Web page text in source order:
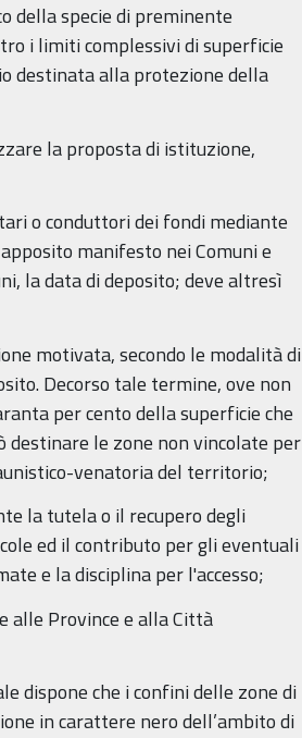
della specie di preminente
i limiti complessivi di superficie
destinata alla protezione della
la proposta di istituzione,
o conduttori dei fondi mediante
manifesto nei Comuni e
la data di deposito; deve altresì
motivata, secondo le modalità di
Decorso tale termine, ove non
per cento della superficie che
destinare le zone non vincolate per
venatoria del territorio;
la tutela o il recupero degli
ed il contributo per gli eventuali
e la disciplina per l'accesso;
alle Province e alla Città
dispone che i confini delle zone di
in carattere nero dell’ambito di